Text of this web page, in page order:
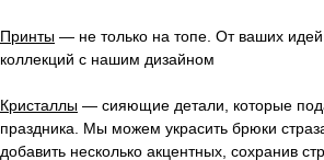
Принты — не только на топе. От ваших
коллекций с нашим дизайном
Кристаллы — сияющие детали, которые
праздника. Мы можем украсить брюки
добавить несколько акцентных, сохранив